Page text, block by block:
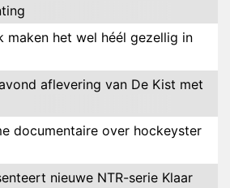
maken het wel héél gezellig in
aflevering van De Kist met
documentaire over hockeyster
nieuwe NTR-serie Klaar